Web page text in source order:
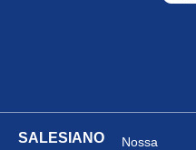
SALESIANO
Nossa